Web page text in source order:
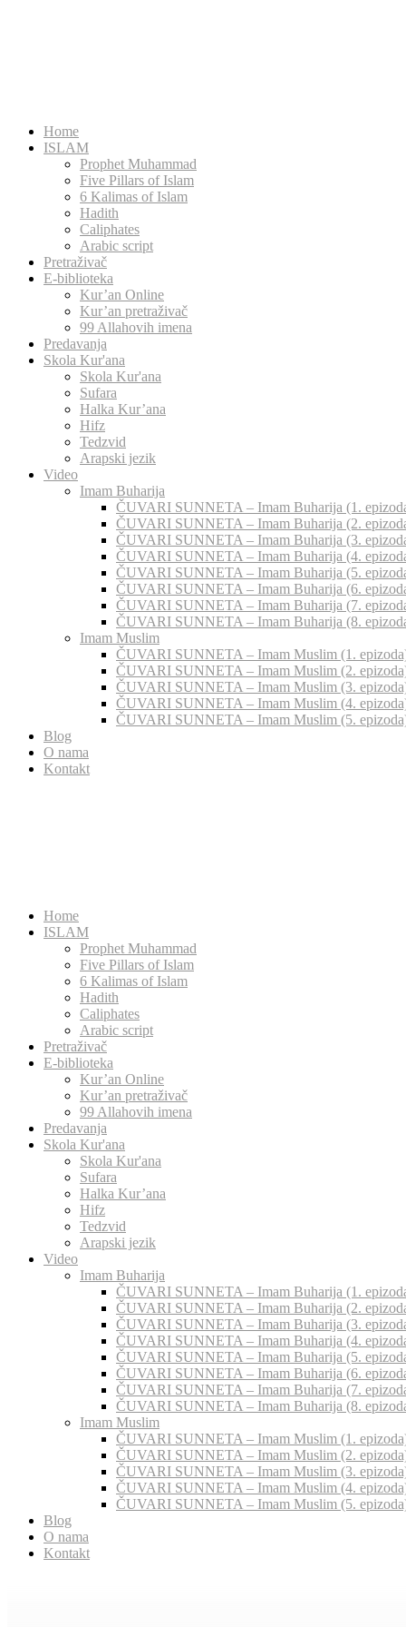
Home
ISLAM
Prophet Muhammad
Five Pillars of Islam
6 Kalimas of Islam
Hadith
Caliphates
Arabic script
Pretraživač
E-biblioteka
Kur’an Online
Kur’an pretraživač
99 Allahovih imena
Predavanja
Skola Kur'ana
Skola Kur'ana
Sufara
Halka Kur’ana
Hifz
Tedzvid
Arapski jezik
Video
Imam Buharija
ČUVARI SUNNETA – Imam Buharija (1.
ČUVARI SUNNETA – Imam Buharija (2.
ČUVARI SUNNETA – Imam Buharija (3.
ČUVARI SUNNETA – Imam Buharija (4.
ČUVARI SUNNETA – Imam Buharija (5.
ČUVARI SUNNETA – Imam Buharija (6.
ČUVARI SUNNETA – Imam Buharija (7.
ČUVARI SUNNETA – Imam Buharija (8.
Imam Muslim
ČUVARI SUNNETA – Imam Muslim (1.
ČUVARI SUNNETA – Imam Muslim (2.
ČUVARI SUNNETA – Imam Muslim (3.
ČUVARI SUNNETA – Imam Muslim (4.
ČUVARI SUNNETA – Imam Muslim (5.
Blog
O nama
Kontakt
Home
ISLAM
Prophet Muhammad
Five Pillars of Islam
6 Kalimas of Islam
Hadith
Caliphates
Arabic script
Pretraživač
E-biblioteka
Kur’an Online
Kur’an pretraživač
99 Allahovih imena
Predavanja
Skola Kur'ana
Skola Kur'ana
Sufara
Halka Kur’ana
Hifz
Tedzvid
Arapski jezik
Video
Imam Buharija
ČUVARI SUNNETA – Imam Buharija (1.
ČUVARI SUNNETA – Imam Buharija (2.
ČUVARI SUNNETA – Imam Buharija (3.
ČUVARI SUNNETA – Imam Buharija (4.
ČUVARI SUNNETA – Imam Buharija (5.
ČUVARI SUNNETA – Imam Buharija (6.
ČUVARI SUNNETA – Imam Buharija (7.
ČUVARI SUNNETA – Imam Buharija (8.
Imam Muslim
ČUVARI SUNNETA – Imam Muslim (1.
ČUVARI SUNNETA – Imam Muslim (2.
ČUVARI SUNNETA – Imam Muslim (3.
ČUVARI SUNNETA – Imam Muslim (4.
ČUVARI SUNNETA – Imam Muslim (5.
Blog
O nama
Kontakt